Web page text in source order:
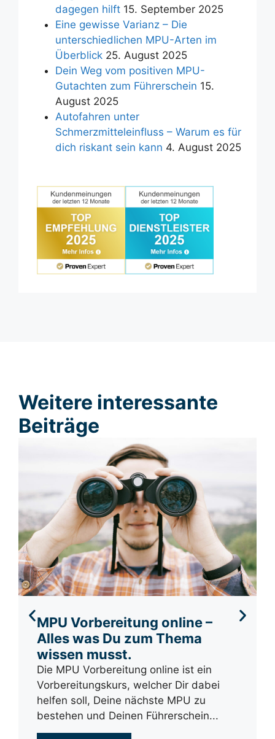
dagegen hilft 15. September 2025
Eine gewisse Varianz – Die
unterschiedlichen MPU-Arten im
Überblick 25. August 2025
Dein Weg vom positiven MPU-
Gutachten zum Führerschein 15.
August 2025
Autofahren unter
Schmerzmitteleinfluss – Warum es für
dich riskant sein kann 4. August 2025
Weitere interessante
Beiträge
MPU Vorbereitung online –
Alles was Du zum Thema
wissen musst.
Die MPU Vorbereitung online ist ein
Vorbereitungskurs, welcher Dir dabei
helfen soll, Deine nächste MPU zu
bestehen und Deinen Führerschein...